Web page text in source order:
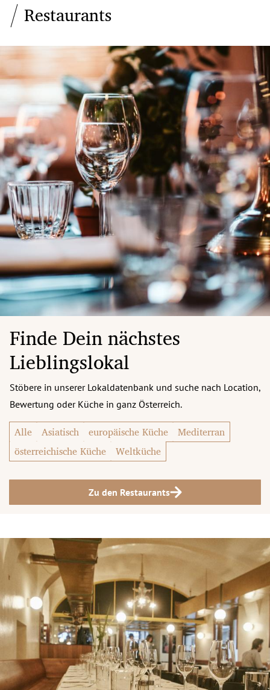
Restaurants
Finde Dein nächstes
Lieblingslokal
Stöbere in unserer Lokaldatenbank und suche nach Location,
Bewertung oder Küche in ganz Österreich.
Alle Asiatisch europäische Küche
Mediterran
österreichische Küche
Weltküche
Zu den Restaurants